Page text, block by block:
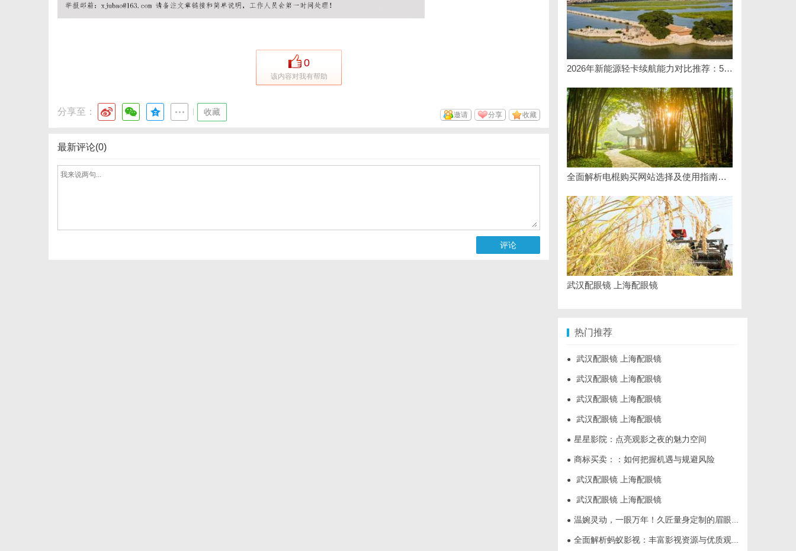
0
该内容对我有帮助
分享至： 收藏 收藏
分享
邀请
最新评论(0)
评论
2026年新能源轻卡续航能力对比推荐：5大主流平台三维解析
全面解析电棍购买网站选择及使用指南，保障安全与合法性
武汉配眼镜 上海配眼镜
热门推荐
● 武汉配眼镜 上海配眼镜
● 武汉配眼镜 上海配眼镜
● 武汉配眼镜 上海配眼镜
● 武汉配眼镜 上海配眼镜
● 星星影院：点亮观影之夜的魅力空间
● 商标买卖：：如何把握机遇与规避风险
● 武汉配眼镜 上海配眼镜
● 武汉配眼镜 上海配眼镜
● 温婉灵动，一眼万年！久匠量身定制的眉眼唇，才是你整张脸的点睛之笔！淡颜系女生的气质加分项
● 全面解析蚂蚁影视：丰富影视资源与优质观影体验的新时代平台